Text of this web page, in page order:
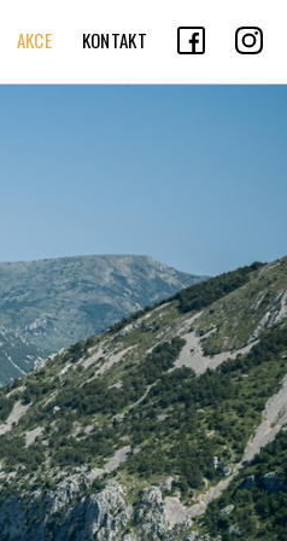
AKCE KONTAKT